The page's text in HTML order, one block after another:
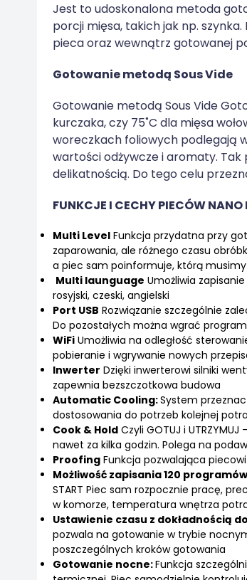
Jest to udoskonalona metoda
porcji mięsa, takich jak np.
pieca oraz wewnątrz gotowanej
Gotowanie metodą Sous Vide
Gotowanie metodą Sous Vide
kurczaka, czy 75˚C dla mięsa
woreczkach foliowych podlegają
wartości odżywcze i aromaty.
delikatnością. Do tego celu
FUNKCJE I CECHY PIECÓW NANO
Multi Level Funkcja przydatna przy
zaparowania, ale różnego czasu
a piec sam poinformuje, którą
Multi launguage Umożliwia
rosyjski, czeski, angielski
Port USB Rozwiązanie szczególnie
Do pozostałych można wgrać
WiFi Umożliwia na odległość
pobieranie i wgrywanie nowych
Inwerter Dzięki inwerterowi silniki
zapewnia bezszczotkowa budowa
Automatic Cooling:System
dostosowania do potrzeb kolejnej
Cook & Hold Czyli GOTUJ i
nawet za kilka godzin. Polega na
Proofing Funkcja pozwalająca
Możliwość zapisania 120
START Piec sam rozpocznie pracę,
w komorze, temperatura wnętrza
Ustawienie czasu z dokładnością
pozwala na gotowanie w trybie
poszczególnych kroków gotowania
Gotowanie nocne:Funkcja